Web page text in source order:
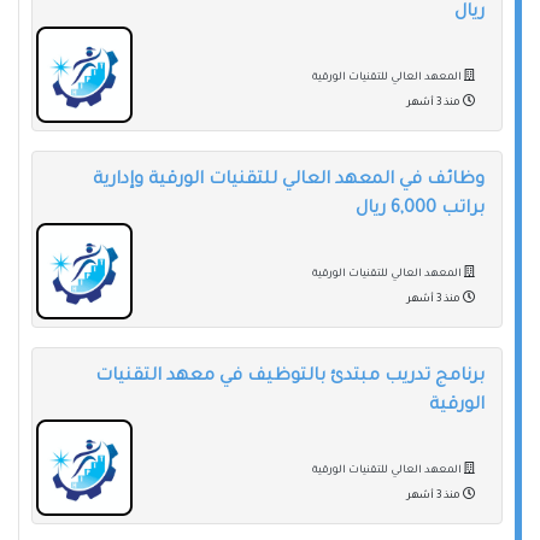
ريال
المعهد العالي للتقنيات الورقية
منذ 3 أشهر
وظائف في المعهد العالي للتقنيات الورقية وإدارية
براتب 6,000 ريال
المعهد العالي للتقنيات الورقية
منذ 3 أشهر
برنامج تدريب مبتدئ بالتوظيف في معهد التقنيات
الورقية
المعهد العالي للتقنيات الورقية
منذ 3 أشهر